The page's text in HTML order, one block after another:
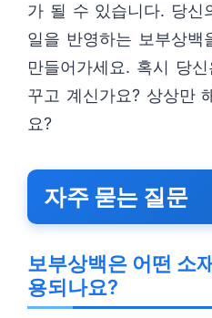
가 될 수 있습니다. 당신
일을 반영하는 보부상백
만들어가세요. 혹시 당
꾸고 계신가요? 상상만
요?
자주 묻는 질문
보부상백은 어떤 소
용되나요?